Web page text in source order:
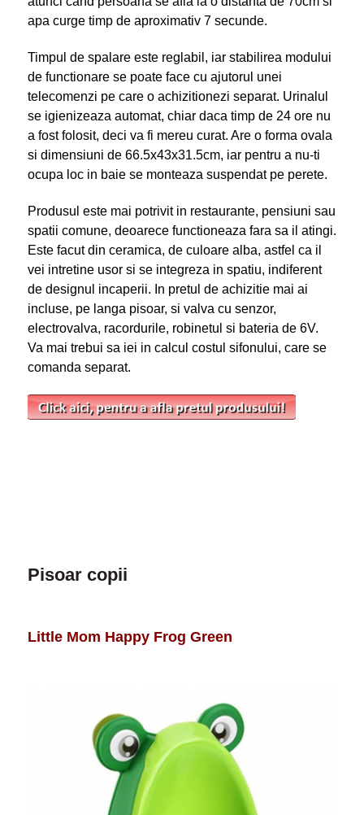
apa curge timp de aproximativ 7 secunde.
Timpul de spalare este reglabil, iar stabilirea modului
de functionare se poate face cu ajutorul unei
telecomenzi pe care o achizitionezi separat. Urinalul
se igienizeaza automat, chiar daca timp de 24 ore nu
a fost folosit, deci va fi mereu curat. Are o forma ovala
si dimensiuni de 66.5x43x31.5cm, iar pentru a nu-ti
ocupa loc in baie se monteaza suspendat pe perete.
Produsul este mai potrivit in restaurante, pensiuni sau
spatii comune, deoarece functioneaza fara sa il atingi.
Este facut din ceramica, de culoare alba, astfel ca il
vei intretine usor si se integreza in spatiu, indiferent
de designul incaperii. In pretul de achizitie mai ai
incluse, pe langa pisoar, si valva cu senzor,
electrovalva, racordurile, robinetul si bateria de 6V.
Va mai trebui sa iei in calcul costul sifonului, care se
comanda separat.
Pisoar copii
Little Mom Happy Frog Green